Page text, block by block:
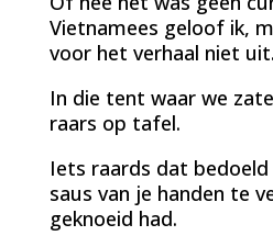
Vietnamees geloof ik,
voor het verhaal niet uit.
In die tent waar we
raars op tafel.
Iets raards dat
saus van je handen te
geknoeid had.